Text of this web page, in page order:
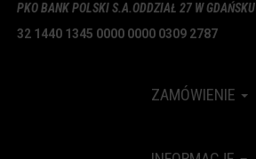
PKO BANK POLSKI S.A.ODDZIAŁ 27 W GDAŃSKU
32 1440 1345 0000 0000 0309 2787
ZAMÓWIENIE